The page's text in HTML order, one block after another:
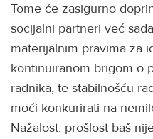
Tome će zasigurno
socijalni partneri već
materijalnim pravima za
kontinuiranom brigom o
radnika, te stabilnošću
moći konkurirati na
Nažalost, prošlost baš